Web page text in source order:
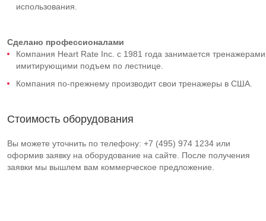
использования.
Сделано профессионалами
Компания Heart Rate Inc. с 1981 года занимается
имитирующими подъем по лестнице.
Компания по-прежнему производит свои тренажеры в США.
Стоимость оборудования
Вы можете уточнить по телефону: +7 (495) 974 1234 или
оформив заявку на оборудование на сайте. После получения
заявки мы вышлем вам коммерческое предложение.